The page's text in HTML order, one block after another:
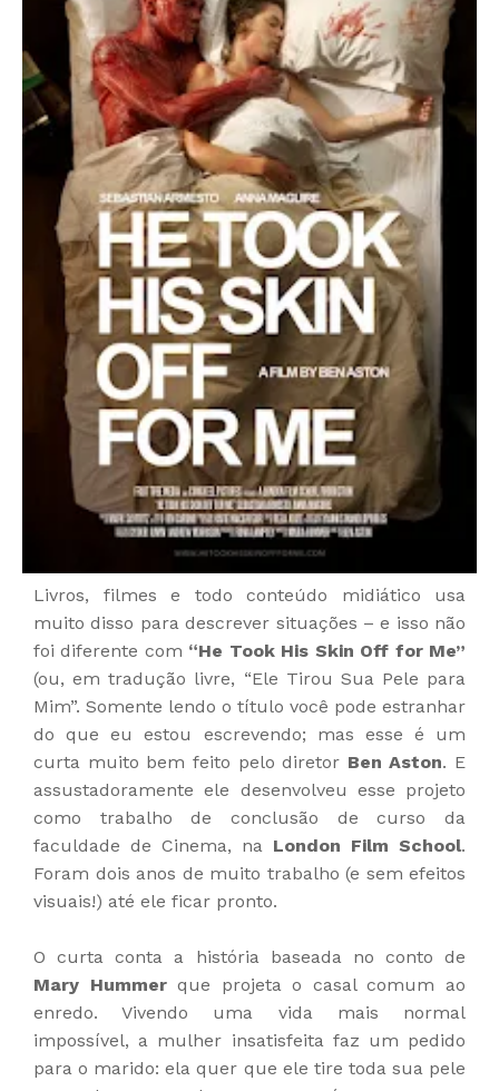
Livros, filmes e todo conteúdo midiático usa
muito disso para descrever situações – e isso não
foi diferente com “He Took His Skin Off for Me”
(ou, em tradução livre, “Ele Tirou Sua Pele para
Mim”. Somente lendo o título você pode estranhar
do que eu estou escrevendo; mas esse é um
curta muito bem feito pelo diretor Ben Aston. E
assustadoramente ele desenvolveu esse projeto
como trabalho de conclusão de curso da
faculdade de Cinema, na London Film School.
Foram dois anos de muito trabalho (e sem efeitos
visuais!) até ele ficar pronto.
O curta conta a história baseada no conto de
Mary Hummerque projeta o casal comum ao
enredo. Vivendo uma vida mais normal
impossível, a mulher insatisfeita faz um pedido
para o marido: ela quer que ele tire toda sua pele